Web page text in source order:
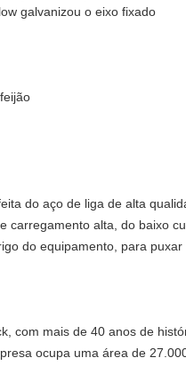
galvanizou o eixo fixado
do aço de liga de alta
carregamento alta, do baixo
do equipamento, para
com mais de 40 anos de
ocupa uma área de